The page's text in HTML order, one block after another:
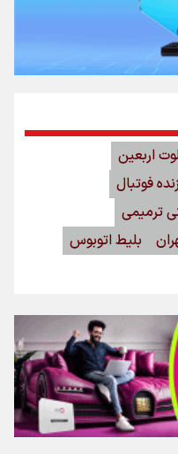
اربعین
فوتبال
ترمیمی
بلیط اتوبوس